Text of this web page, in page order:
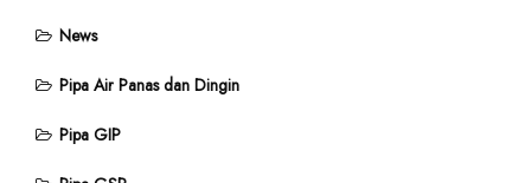
News
Pipa Air Panas dan Dingin
Pipa GIP